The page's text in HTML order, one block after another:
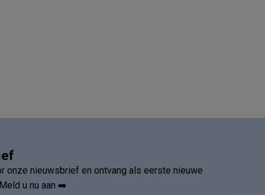
onze nieuwsbrief en ontvang als eerste nieuwe
u nu aan ➡️